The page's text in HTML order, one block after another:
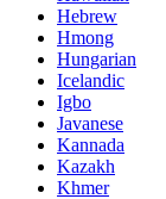
Hebrew
Hmong
Hungarian
Icelandic
Igbo
Javanese
Kannada
Kazakh
Khmer